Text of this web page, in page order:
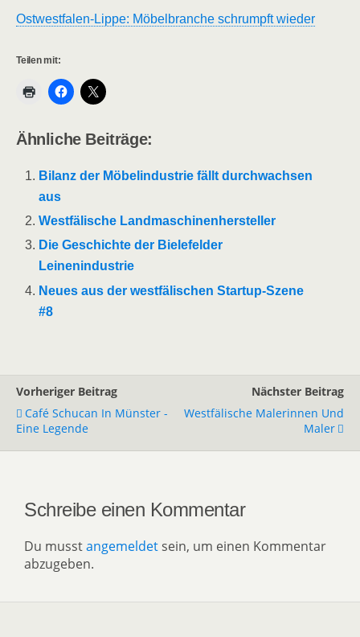
Ostwestfalen-Lippe: Möbelbranche schrumpft wieder
Teilen mit:
Ähnliche Beiträge:
Bilanz der Möbelindustrie fällt durchwachsen
aus
Westfälische Landmaschinenhersteller
Die Geschichte der Bielefelder
Leinenindustrie
Neues aus der westfälischen Startup-Szene
#8
Vorheriger Beitrag
Café Schucan In Münster -
Eine Legende
Nächster Beitrag
Westfälische Malerinnen Und
Maler
Schreibe einen Kommentar
Du musstangemeldet sein, um einen Kommentar
abzugeben.